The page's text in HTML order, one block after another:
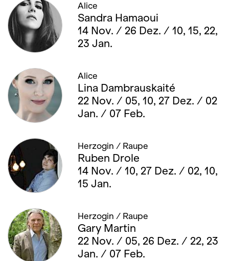
Alice
Sandra Hamaoui
14 Nov. / 26 Dez. / 10, 15, 22,
23 Jan.
Alice
Lina Dambrauskaité
22 Nov. / 05, 10, 27 Dez. / 02
Jan. / 07 Feb.
Herzogin / Raupe
Ruben Drole
14 Nov. / 10, 27 Dez. / 02, 10,
15 Jan.
Herzogin / Raupe
Gary Martin
22 Nov. / 05, 26 Dez. / 22, 23
Jan. / 07 Feb.